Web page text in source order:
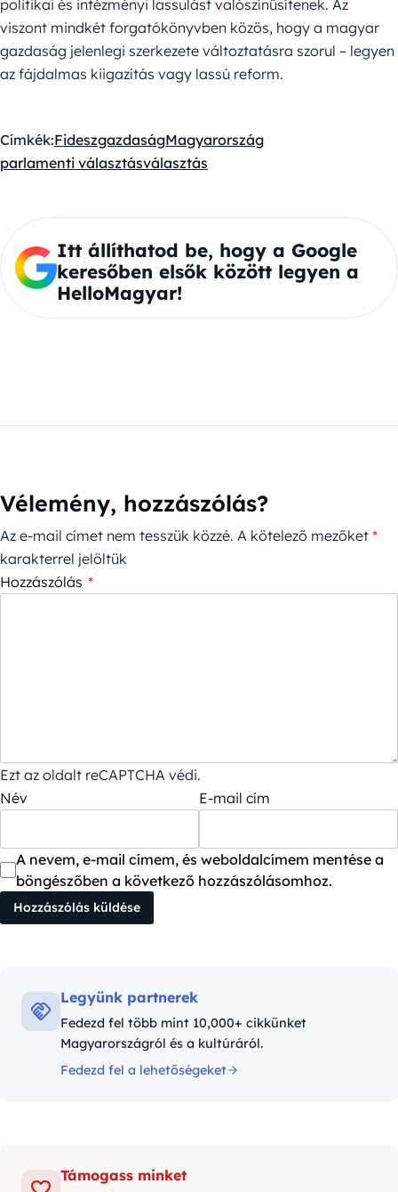
politikai és intézményi lassulást valószínűsítenek. Az
viszont mindkét forgatókönyvben közös, hogy a magyar
gazdaság jelenlegi szerkezete változtatásra szorul – legyen
az fájdalmas kiigazítás vagy lassú reform.
Címkék:FideszgazdaságMagyarország
parlamenti választásválasztás
Itt állíthatod be, hogy a Google
keresőben elsők között legyen a
HelloMagyar!
Vélemény, hozzászólás?
Az e-mail címet nem tesszük közzé. A kötelező mezőket *
karakterrel jelöltük
Hozzászólás *
Ezt az oldalt reCAPTCHA védi.
Név
E-mail cím
A nevem, e-mail címem, és weboldalcímem mentése a
böngészőben a következő hozzászólásomhoz.
Legyünk partnerek
Fedezd fel több mint 10,000+ cikkünket
Magyarországról és a kultúráról.
Fedezd fel a lehetőségeket
Támogass minket